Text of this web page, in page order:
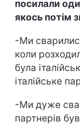
посилали
якось потім
-Ми
коли
була
італійське
-Ми дуже
партнерів